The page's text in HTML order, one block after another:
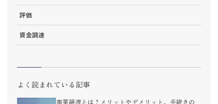
評価
資金調達
よく読まれている記事
事業譲渡とは？メリットやデメリット、手続きの